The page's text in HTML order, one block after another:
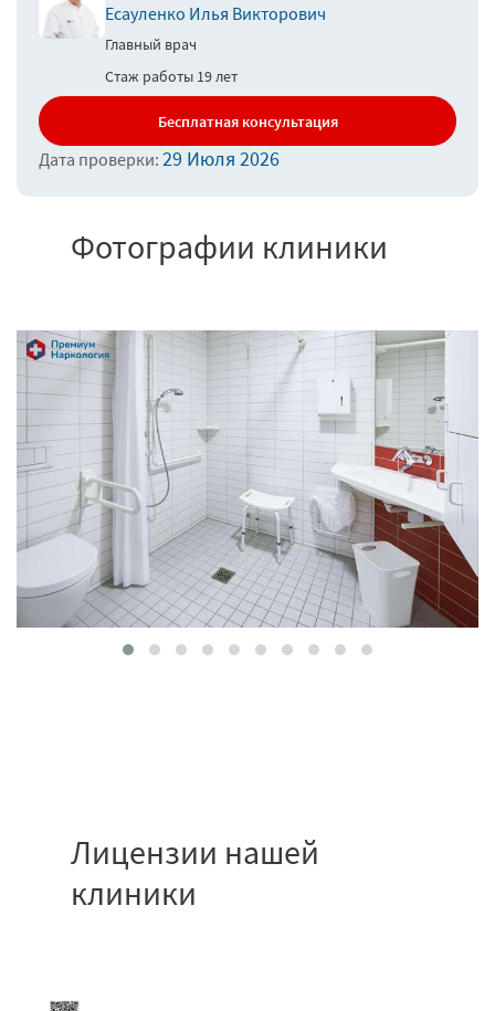
Есауленко Илья Викторович
Главный врач
Стаж работы 19 лет
Бесплатная консультация
Дата проверки: 29 Июля 2026
Фотографии клиники
Лицензии нашей
клиники